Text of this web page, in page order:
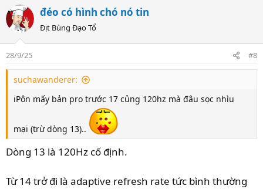
c
t
n
s
đéo có hình chó nó tin
Địt Bùng Đạo Tổ
28/9/25 #8
suchawanderer:
iPôn mấy bản pro trước 17 củng 120hz mà đâu sọc nhìu
mại (trừ dòng 13)..
Dòng 13 là 120Hz cố định.
Từ 14 trở đi là adaptive refresh rate tức bình thường